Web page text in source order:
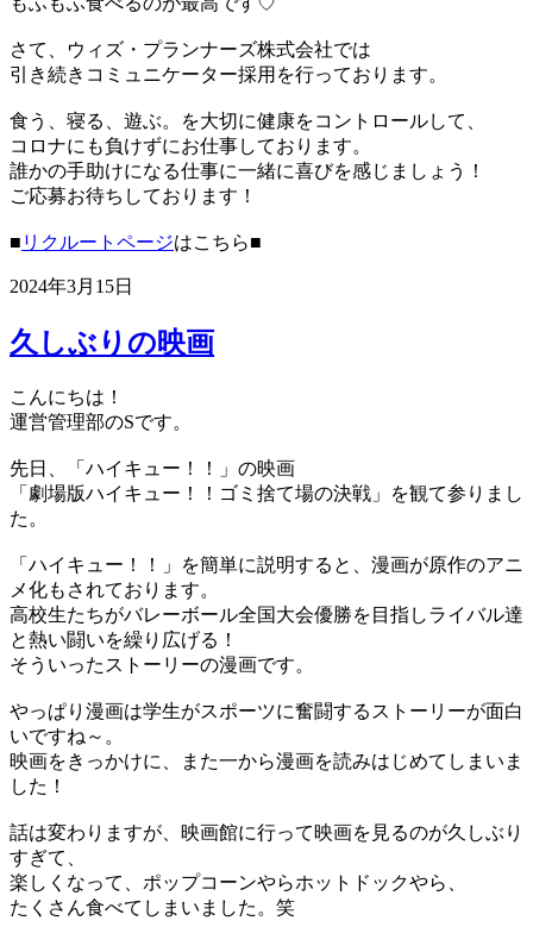
さて、ウィズ・プランナーズ株式会社では
引き続きコミュニケーター採用を行っております。
食う、寝る、遊ぶ。を大切に健康をコントロールして、
コロナにも負けずにお仕事しております。
誰かの手助けになる仕事に一緒に喜びを感じましょう！
ご応募お待ちしております！
■ リクルートページはこちら■
2024年3月15日
久しぶりの映画
こんにちは！
運営管理部のSです。
先日、「ハイキュー！！」の映画
「劇場版ハイキュー！！ゴミ捨て場の決戦」を観て参りまし
た。
「ハイキュー！！」を簡単に説明すると、漫画が原作のアニ
メ化もされております。
高校生たちがバレーボール全国大会優勝を目指しライバル達
と熱い闘いを繰り広げる！
そういったストーリーの漫画です。
やっぱり漫画は学生がスポーツに奮闘するストーリーが面白
いですね～。
映画をきっかけに、また一から漫画を読みはじめてしまいま
した！
話は変わりますが、映画館に行って映画を見るのが久しぶり
すぎて、
楽しくなって、ポップコーンやらホットドックやら、
たくさん食べてしまいました。笑